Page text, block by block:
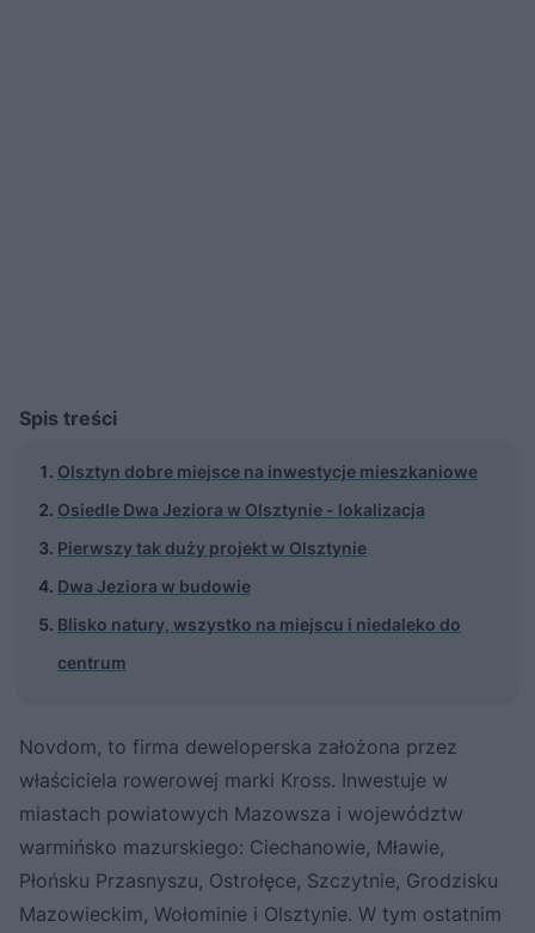
Spis treści
Olsztyn dobre miejsce na inwestycje mieszkaniowe
Osiedle Dwa Jeziora w Olsztynie - lokalizacja
Pierwszy tak duży projekt w Olsztynie
Dwa Jeziora w budowie
Blisko natury, wszystko na miejscu i niedaleko do
centrum
Novdom, to firma deweloperska założona przez
właściciela rowerowej marki Kross. Inwestuje w
miastach powiatowych Mazowsza i województw
warmińsko mazurskiego: Ciechanowie, Mławie,
Płońsku Przasnyszu, Ostrołęce, Szczytnie, Grodzisku
Mazowieckim, Wołominie i Olsztynie. W tym ostatnim